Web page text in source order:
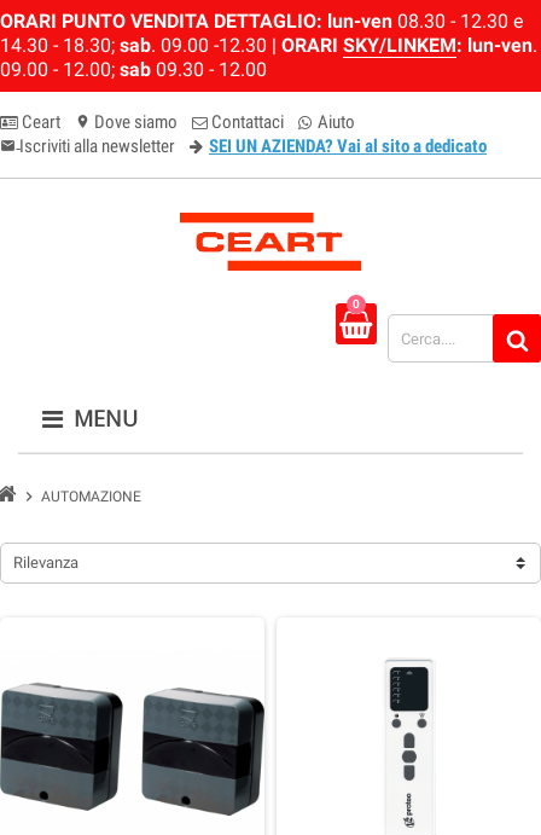
ORARI PUNTO VENDITA DETTAGLIO: lun-ven 08.30 - 12.30 e
14.30 - 18.30; sab. 09.00 -12.30 | ORARI SKY/LINKEM: lun-ven.
09.00 - 12.00; sab 09.30 - 12.00
Ceart location_on Dove siamo Contattaci Aiuto
email-newsletter
Iscriviti alla newsletter SEI UN AZIENDA? Vai al sito a dedicato
0
MENU
chevron_right AUTOMAZIONE
Rilevanza